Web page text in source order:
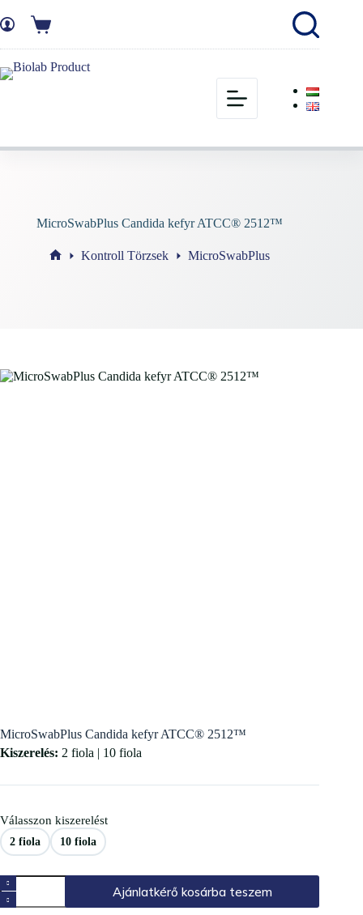
MicroSwabPlus Candida kefyr ATCC® 2512™
Kontroll Törzsek MicroSwabPlus
MicroSwabPlus Candida kefyr ATCC® 2512™
Kiszerelés: 2 fiola | 10 fiola
Válasszon kiszerelést
2 fiola 10 fiola
Ajánlatkérő kosárba teszem